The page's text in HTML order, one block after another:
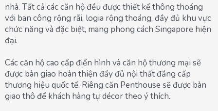
nhà. Tất cả các căn hộ đều được thiết kế thông thoáng
với ban công rộng rãi, logia rộng thoáng, đầy đủ khu vực
chức năng và đặc biệt, mang phong cách Singapore hiện
đại.
Các căn hộ cao cấp điển hình và căn hộ thương mại sẽ
được bàn giao hoàn thiện đầy đủ nội thất đẳng cấp
thương hiệu quốc tế. Riêng căn Penthouse sẽ được bàn
giao thô để khách hàng tự décor theo ý thích.